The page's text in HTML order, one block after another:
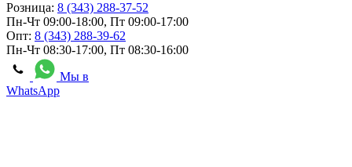
Розница: 8 (343) 288-37-52
Пн-Чт 09:00-18:00, Пт 09:00-17:00
Опт: 8 (343) 288-39-62
Пн-Чт 08:30-17:00, Пт 08:30-16:00
Мы в
WhatsApp